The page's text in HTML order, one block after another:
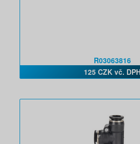
R03063816
125 CZK vč.